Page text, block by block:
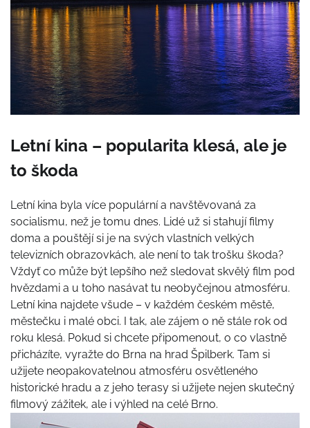
Letní kina – popularita klesá, ale je
to škoda
Letní kina byla více populární a navštěvovaná za
socialismu, než je tomu dnes. Lidé už si stahují filmy
doma a pouštějí si je na svých vlastních velkých
televizních obrazovkách, ale není to tak trošku škoda?
Vždyť co může být lepšího než sledovat skvělý film pod
hvězdami a u toho nasávat tu neobyčejnou atmosféru.
Letní kina najdete všude – v každém českém městě,
městečku i malé obci. I tak, ale zájem o ně stále rok od
roku klesá. Pokud si chcete připomenout, o co vlastně
přicházíte, vyražte do Brna na hrad Špilberk. Tam si
užijete neopakovatelnou atmosféru osvětleného
historické hradu a z jeho terasy si užijete nejen skutečný
filmový zážitek, ale i výhled na celé Brno.